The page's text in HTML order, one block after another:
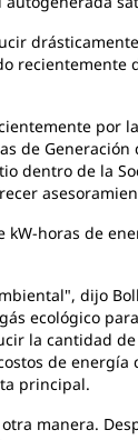
por
de
de la
horas de
dijo
ecológico
la cantidad
de
principal.
manera.